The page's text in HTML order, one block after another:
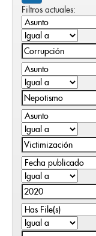
Filtros actuales: